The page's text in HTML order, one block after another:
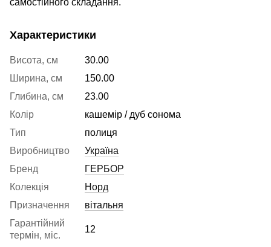
самостійного складання.
Характеристики
Висота, см
30.00
Ширина, см
150.00
Глибина, см
23.00
Колір
кашемір / дуб сонома
Тип
полиця
Виробництво
Україна
Бренд
ГЕРБОР
Колекція
Норд
Призначення
вітальня
Гарантійний
термін, міс.
12